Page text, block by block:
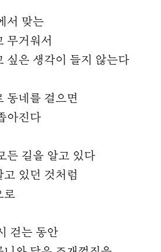
맞는
거워서
은 생각이 들지 않는다
네를 걸으면
진다
길을 알고 있다
있던 것처럼
걷는 동안